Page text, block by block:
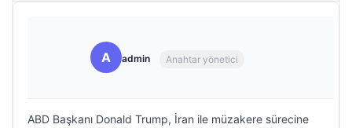
A admin Anahtar yönetici
ABD Başkanı Donald Trump, İran ile müzakere sürecine